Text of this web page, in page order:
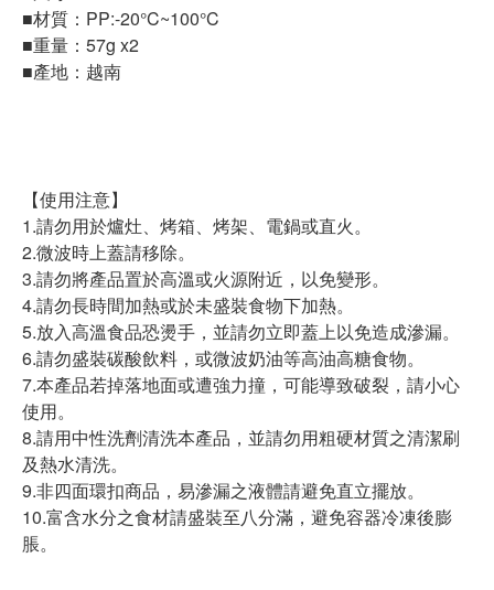
■材質：PP:-20°C~100°C
■重量：57g x2
■產地：越南
【使用注意】
1.請勿用於爐灶、烤箱、烤架、電鍋或直火。
2.微波時上蓋請移除。
3.請勿將產品置於高溫或火源附近，以免變形。
4.請勿長時間加熱或於未盛裝食物下加熱。
5.放入高溫食品恐燙手，並請勿立即蓋上以免造成滲漏。
6.請勿盛裝碳酸飲料，或微波奶油等高油高糖食物。
7.本產品若掉落地面或遭強力撞，可能導致破裂，請小心
使用。
8.請用中性洗劑清洗本產品，並請勿用粗硬材質之清潔刷
及熱水清洗。
9.非四面環扣商品，易滲漏之液體請避免直立擺放。
10.富含水分之食材請盛裝至八分滿，避免容器冷凍後膨
脹。